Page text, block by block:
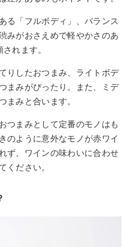
る「フルボディ」、バランス
みがおさえめで軽やかさのあ
れます。
りしたおつまみ、ライトボデ
まみがぴったり。また、ミデ
まみと合います。
つまみとして定番のモノはも
のように意外なモノが赤ワイ
ず、ワインの味わいに合わせ
ください。